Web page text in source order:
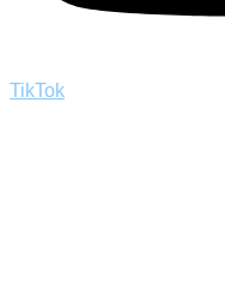
TikTok